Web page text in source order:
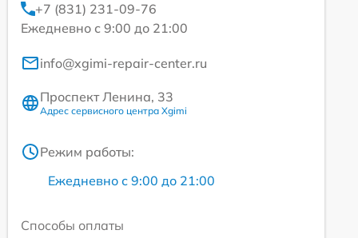
+7 (831) 231-09-76
Ежедневно с 9:00 до 21:00
info@xgimi-repair-center.ru
Проспект Ленина, 33
Адрес сервисного центра Xgimi
Режим работы:
Ежедневно с 9:00 до 21:00
Способы оплаты